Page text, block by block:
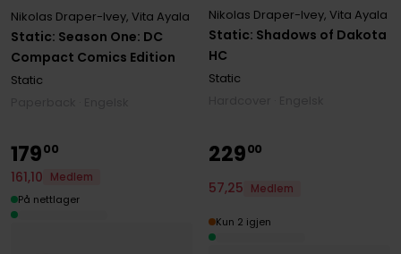
Static: Season One: DC
Compact Comics Edition
Nikolas Draper-Ivey, Vita Ayala
Static
Static: Shadows of Dakota
HC
Nikolas Draper-Ivey,Vita Ayala
Static
17900
161,10
Medlem
På nettlager
22900
57,25 Medlem
Kun 2 igjen